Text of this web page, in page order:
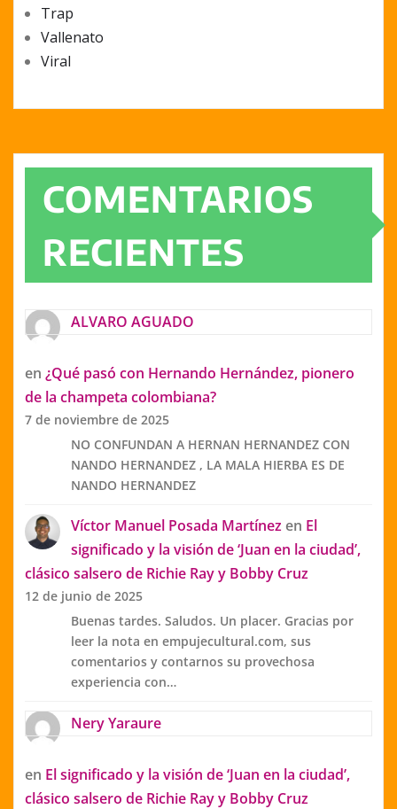
Trap
Vallenato
Viral
COMENTARIOS
RECIENTES
ALVARO AGUADO
en ¿Qué pasó con Hernando Hernández, pionero
de la champeta colombiana?
7 de noviembre de 2025
NO CONFUNDAN A HERNAN HERNANDEZ CON
NANDO HERNANDEZ , LA MALA HIERBA ES DE
NANDO HERNANDEZ
Víctor Manuel Posada Martínez en El
significado y la visión de ‘Juan en la ciudad’,
clásico salsero de Richie Ray y Bobby Cruz
12 de junio de 2025
Buenas tardes. Saludos. Un placer. Gracias por
leer la nota en empujecultural.com, sus
comentarios y contarnos su provechosa
experiencia con…
Nery Yaraure
en El significado y la visión de ‘Juan en la ciudad’,
clásico salsero de Richie Ray y Bobby Cruz